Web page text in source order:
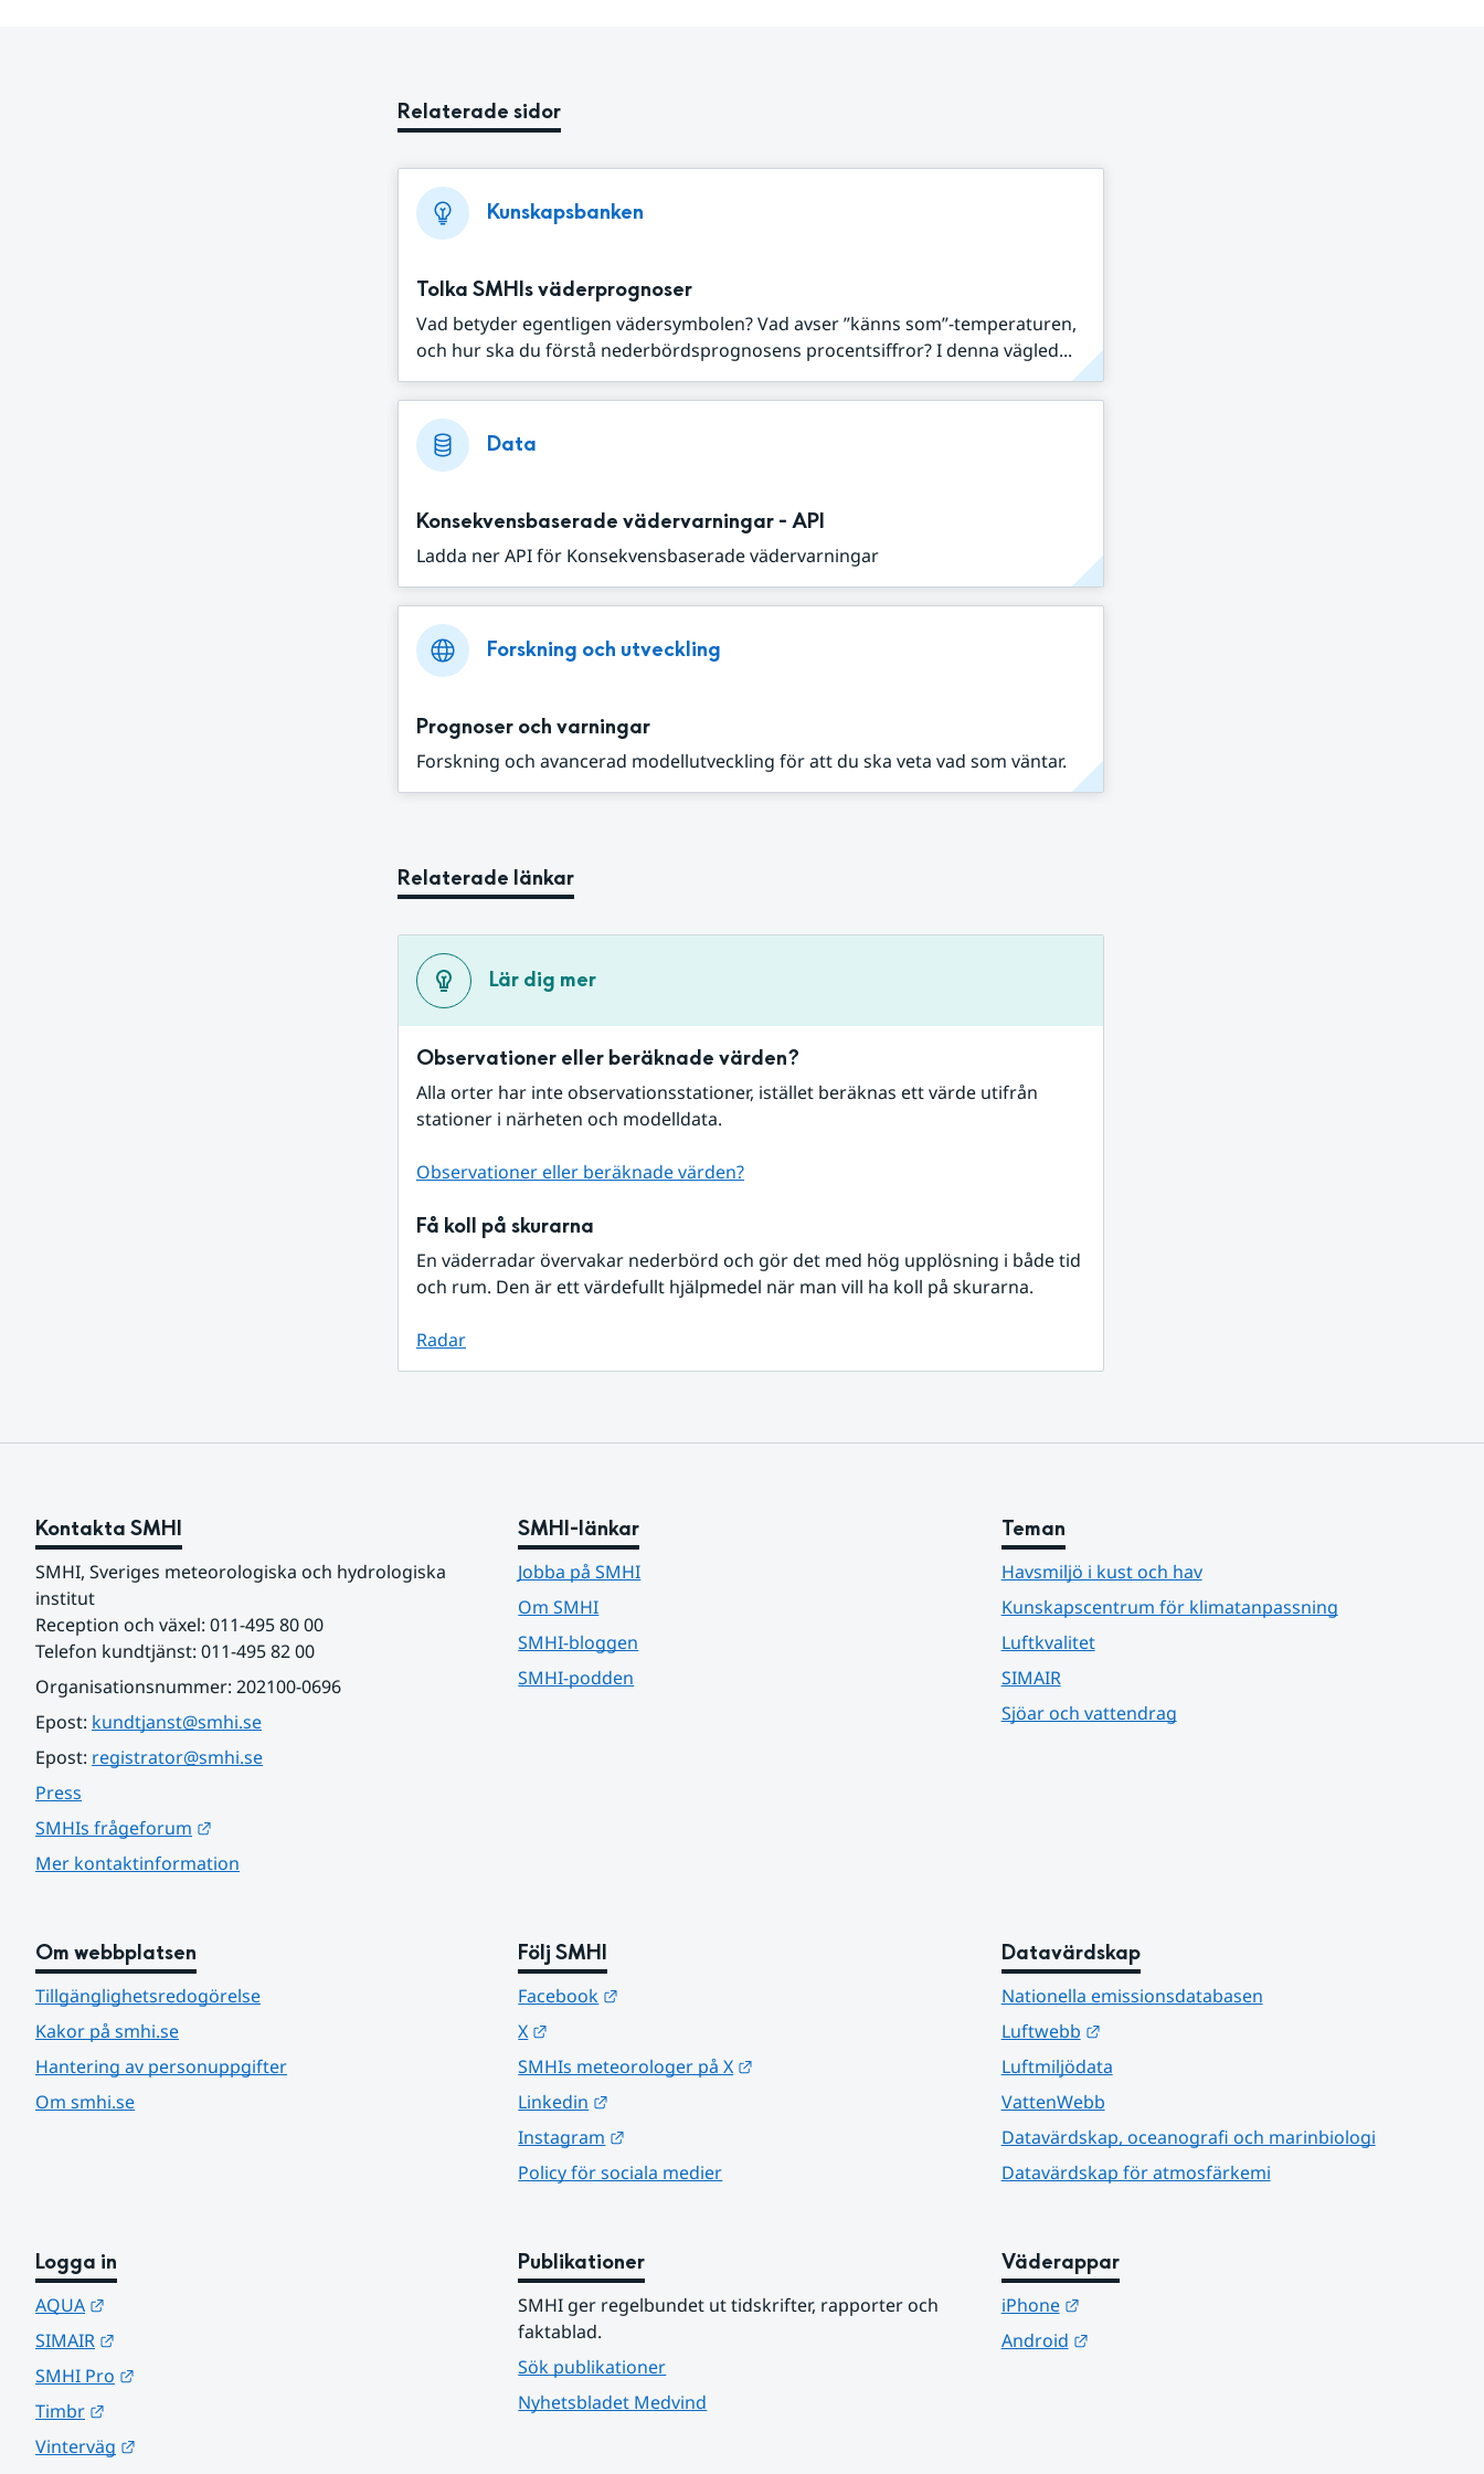
Relaterade sidor
Kunskapsbanken
Tolka SMHIs väderprognoser
Vad betyder egentligen vädersymbolen? Vad avser ”känns som”-temperaturen,
och hur ska du förstå nederbördsprognosens procentsiffror? I denna vägled...
Data
Konsekvensbaserade vädervarningar - API
Ladda ner API för Konsekvensbaserade vädervarningar
Forskning och utveckling
Prognoser och varningar
Forskning och avancerad modellutveckling för att du ska veta vad som väntar.
Relaterade länkar
Lär dig mer
Observationer eller beräknade värden?
Alla orter har inte observationsstationer, istället beräknas ett värde utifrån
stationer i närheten och modelldata.
Observationer eller beräknade värden?
Få koll på skurarna
En väderradar övervakar nederbörd och gör det med hög upplösning i både tid
och rum. Den är ett värdefullt hjälpmedel när man vill ha koll på skurarna.
Radar
Kontakta SMHI
SMHI, Sveriges meteorologiska och hydrologiska
institut
Reception och växel: 011-495 80 00
Telefon kundtjänst: 011-495 82 00
Organisationsnummer: 202100-0696
Epost: kundtjanst@smhi.se
Epost: registrator@smhi.se
Press
SMHIs frågeforum
Mer kontaktinformation
SMHI-länkar
Jobba på SMHI
Om SMHI
SMHI-bloggen
SMHI-podden
Teman
Havsmiljö i kust och hav
Kunskapscentrum för klimatanpassning
Luftkvalitet
SIMAIR
Sjöar och vattendrag
Om webbplatsen
Tillgänglighetsredogörelse
Kakor på smhi.se
Hantering av personuppgifter
Om smhi.se
Följ SMHI
Facebook
X
SMHIs meteorologer på X
Linkedin
Instagram
Policy för sociala medier
Datavärdskap
Nationella emissionsdatabasen
Luftwebb
Länk till annan webbplats.
Luftmiljödata
VattenWebb
Datavärdskap, oceanografi och marinbiologi
Datavärdskap för atmosfärkemi
Logga in
AQUA
SIMAIR
SMHI Pro
Timbr
Vinterväg
Publikationer
SMHI ger regelbundet ut tidskrifter, rapporter och
faktablad.
Sök publikationer
Nyhetsbladet Medvind
Väderappar
iPhone
Länk till annan webbplats.
Android
Länk till annan webbplats.